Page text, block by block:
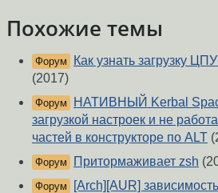
Похожие темы
Форум
Как узнать загрузку
(2017)
Форум
НАТИВНЫЙ Kerbal
загрузкой настроек и не
частей в конструкторе по ALT
Форум Притормаживает zsh
Форум [Arch][AUR]